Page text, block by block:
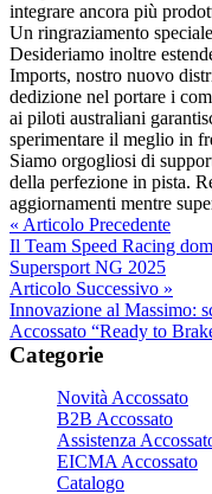
integrare ancora più
Un ringraziamento
Desideriamo inoltre
Imports, nostro nuovo
dedizione nel portare i
ai piloti australiani
sperimentare il meglio in
Siamo orgogliosi di
della perfezione in pista.
aggiornamenti mentre
« Articolo Precedente
Il Team Speed Racing
Supersport NG 2025
Articolo Successivo »
Innovazione al Massimo:
Accossato “Ready to
Categorie
Novità Accossato
B2B Accossato
Assistenza
EICMA Accossato
Catalogo